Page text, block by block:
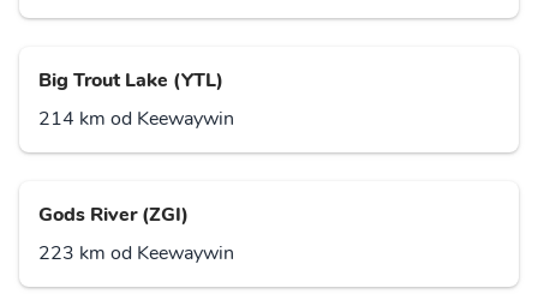
Big Trout Lake (YTL)
214 km od Keewaywin
Gods River (ZGI)
223 km od Keewaywin